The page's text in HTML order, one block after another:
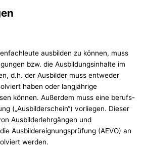
ausbilden zu können, muss
bzw. die Ausbildungsinhalte im
d.h. der Ausbilder muss entweder
haben oder langjährige
können. Außerdem muss eine berufs-
(„Ausbilderschein“) vorliegen. Dieser
Ausbilderlehrgängen und
Ausbildereignungsprüfung (AEVO) an
werden.